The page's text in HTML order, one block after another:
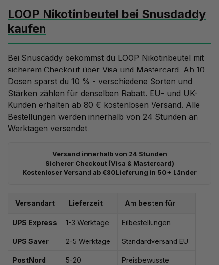
LOOP Nikotinbeutel bei Snusdaddy
kaufen
Bei Snusdaddy bekommst du LOOP Nikotinbeutel mit
sicherem Checkout über Visa und Mastercard. Ab 10
Dosen sparst du 10 % - verschiedene Sorten und
Stärken zählen für denselben Rabatt. EU- und UK-
Kunden erhalten ab 80 € kostenlosen Versand. Alle
Bestellungen werden innerhalb von 24 Stunden an
Werktagen versendet.
Versand innerhalb von 24 Stunden
Sicherer Checkout (Visa & Mastercard)
Kostenloser Versand ab €80Lieferung in 50+ Länder
Versandart Lieferzeit Am besten für
UPS Express 1-3 Werktage Eilbestellungen
UPS Saver 2-5 Werktage Standardversand EU
PostNord
5-20
Preisbewusste